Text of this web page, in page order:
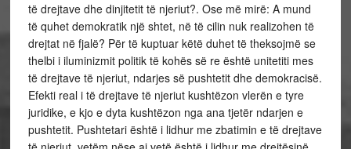
të drejtave dhe dinjitetit të njeriut?. Ose më mirë: A mund
të quhet demokratik një shtet, në të cilin nuk realizohen të
drejtat në fjalë? Për të kuptuar këtë duhet të theksojmë se
thelbi i iluminizmit politik të kohës së re është unitetiti mes
të drejtave të njeriut, ndarjes së pushtetit dhe demokracisë.
Efekti real i të drejtave të njeriut kushtëzon vlerën e tyre
juridike, e kjo e dyta kushtëzon nga ana tjetër ndarjen e
pushtetit. Pushtetari është i lidhur me zbatimin e të drejtave